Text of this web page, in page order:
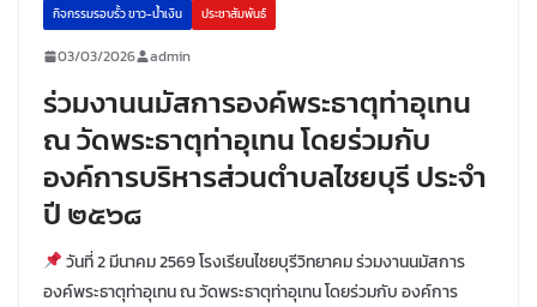
กิจกรรมรอบรั้ว ขาว-น้ำเงิน ประชาสัมพันธ์
03/03/2026 admin
ร่วมงานนมัสการองค์พระธาตุท่าอุเทน
ณ วัดพระธาตุท่าอุเทน โดยร่วมกับ
องค์การบริหารส่วนตำบลไชยบุรี ประจำ
ปี ๒๕๖๘
วันที่ 2 มีนาคม 2569 โรงเรียนไชยบุรีวิทยาคม ร่วมงานนมัสการ
องค์พระธาตุท่าอุเทน ณ วัดพระธาตุท่าอุเทน โดยร่วมกับ องค์การ